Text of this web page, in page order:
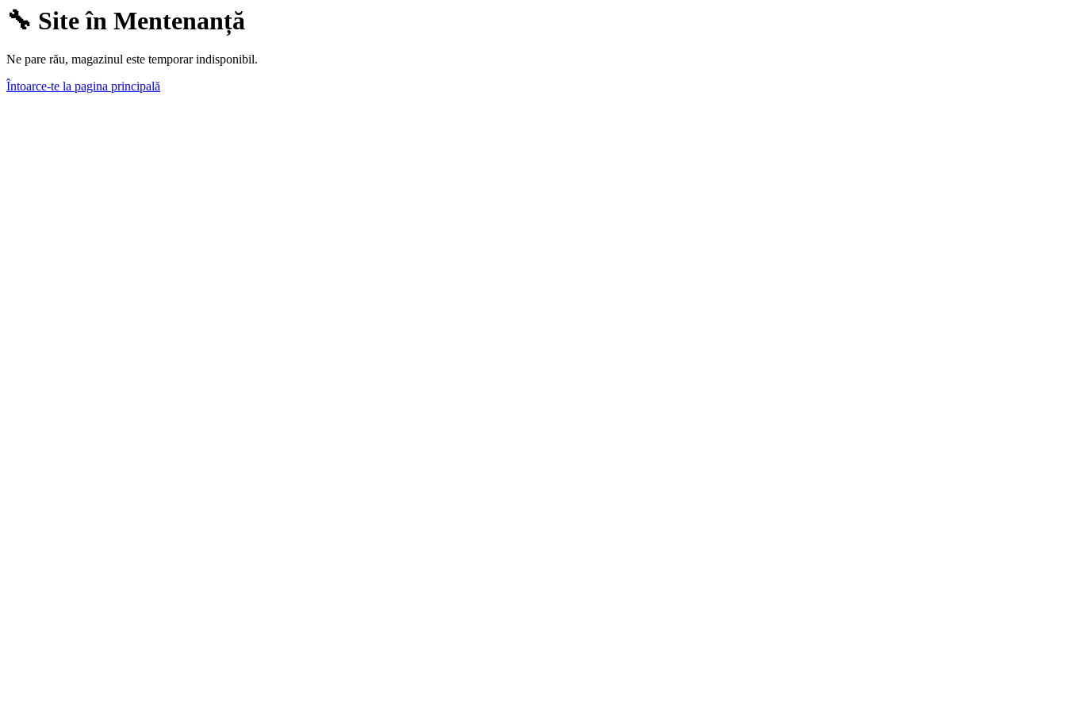
🔧 Site în Mentenanță
Ne pare rău, magazinul este temporar indisponibil.
Întoarce-te la pagina principală